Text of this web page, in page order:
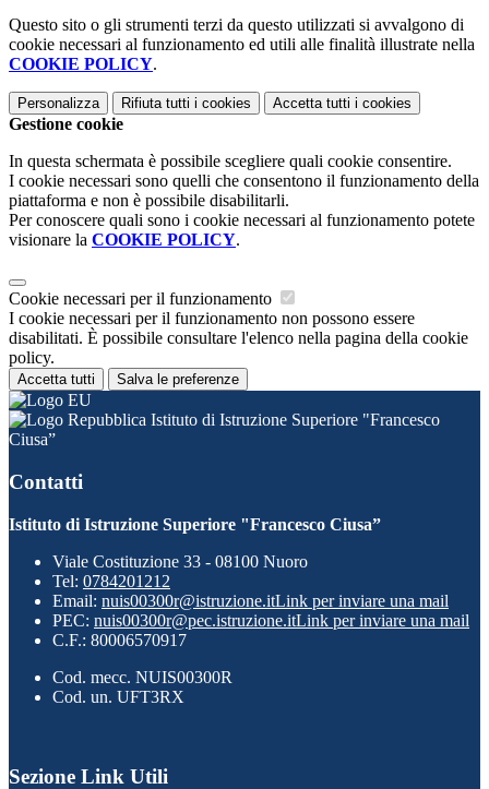
Questo sito o gli strumenti terzi da questo utilizzati si avvalgono di
cookie necessari al funzionamento ed utili alle finalità illustrate nella
COOKIE POLICY.
Personalizza Rifiuta tutti i cookies Accetta tutti i cookies
Gestione cookie
In questa schermata è possibile scegliere quali cookie consentire.
I cookie necessari sono quelli che consentono il funzionamento della
piattaforma e non è possibile disabilitarli.
Per conoscere quali sono i cookie necessari al funzionamento potete
visionare la COOKIE POLICY.
Cookie necessari per il funzionamento
I cookie necessari per il funzionamento non possono essere
disabilitati. È possibile consultare l'elenco nella pagina della cookie
policy.
Accetta tutti Salva le preferenze
Istituto di Istruzione Superiore "Francesco
Ciusa”
Contatti
Istituto di Istruzione Superiore "Francesco Ciusa”
Viale Costituzione 33 - 08100 Nuoro
Tel: 0784201212
Email: nuis00300r@istruzione.itLink per inviare una mail
PEC: nuis00300r@pec.istruzione.itLink per inviare una mail
C.F.: 80006570917
Cod. mecc. NUIS00300R
Cod. un. UFT3RX
Sezione Link Utili